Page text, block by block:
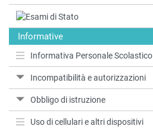
Informative
Informativa Personale Scolastico
Incompatibilità e autorizzazioni
Obbligo di istruzione
Uso di cellulari e altri dispositivi